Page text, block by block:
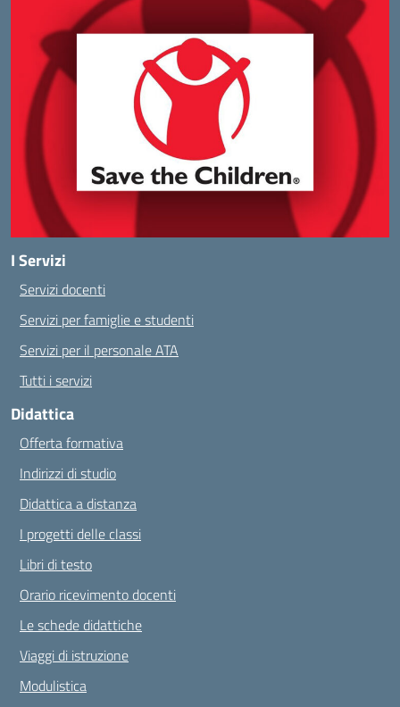
I Servizi
Servizi docenti
Servizi per famiglie e studenti
Servizi per il personale ATA
Tutti i servizi
Didattica
Offerta formativa
Indirizzi di studio
Didattica a distanza
I progetti delle classi
Libri di testo
Orario ricevimento docenti
Le schede didattiche
Viaggi di istruzione
Modulistica